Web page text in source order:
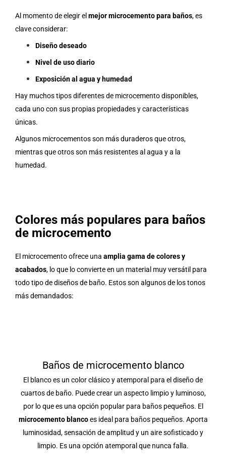
Al momento de elegir el mejor microcemento para baños, es
clave considerar:
Diseño deseado
Nivel de uso diario
Exposición al agua y humedad
Hay muchos tipos diferentes de microcemento disponibles,
cada uno con sus propias propiedades y características
únicas.
Algunos microcementos son más duraderos que otros,
mientras que otros son más resistentes al agua y a la
humedad.
Colores más populares para baños
de microcemento
El microcemento ofrece una amplia gama de colores y
acabados, lo que lo convierte en un material muy versátil para
todo tipo de diseños de baño. Estos son algunos de los tonos
más demandados:
Baños de microcemento blanco
El blanco es un color clásico y atemporal para el diseño de
cuartos de baño. Puede crear un aspecto limpio y luminoso,
por lo que es una opción popular para baños pequeños. El
microcemento blancoes ideal para baños pequeños. Aporta
luminosidad, sensación de amplitud y un aire sofisticado y
limpio. Es una opción atemporal que nunca falla.